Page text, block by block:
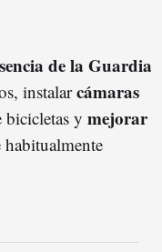
de la Guardia
instalarcámaras
bicicletas y mejorar